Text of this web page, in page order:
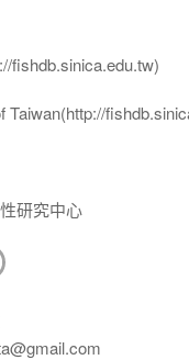
fishdb.sinica.edu.tw)
Taiwan(http://
研究中心